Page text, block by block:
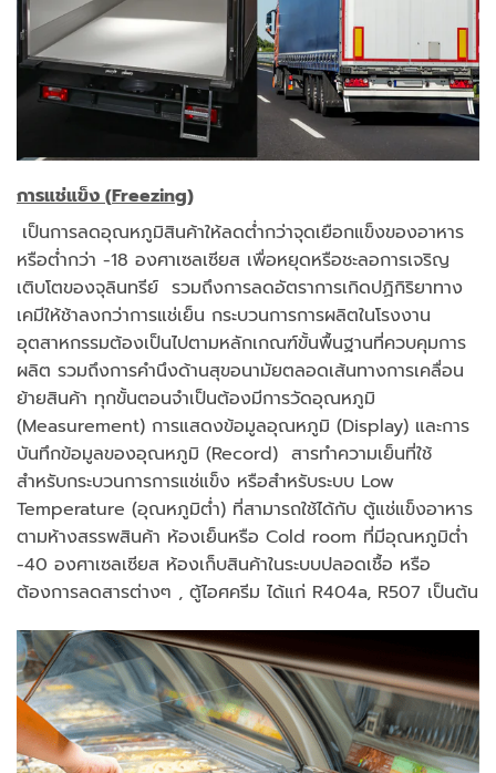
การแช่แข็ง (Freezing)
เป็นการลดอุณหภูมิสินค้าให้ลดต่ำกว่าจุดเยือกแข็งของอาหาร
หรือต่ำกว่า -18 องศาเซลเซียส เพื่อหยุดหรือชะลอการเจริญ
เติบโตของจุลินทรีย์ รวมถึงการลดอัตราการเกิดปฏิกิริยาทาง
เคมีให้ช้าลงกว่าการแช่เย็น กระบวนการการผลิตในโรงงาน
อุตสาหกรรมต้องเป็นไปตามหลักเกณฑ์ขั้นพื้นฐานที่ควบคุมการ
ผลิต รวมถึงการคำนึงด้านสุขอนามัยตลอดเส้นทางการเคลื่อน
ย้ายสินค้า ทุกขั้นตอนจำเป็นต้องมีการวัดอุณหภูมิ
(Measurement) การแสดงข้อมูลอุณหภูมิ (Display) และการ
บันทึกข้อมูลของอุณหภูมิ (Record) สารทำความเย็นที่ใช้
สำหรับกระบวนการการแช่แข็ง หรือสำหรับระบบ Low
Temperature (อุณหภูมิต่ำ) ที่สามารถใช้ได้กับ ตู้แช่แข็งอาหาร
ตามห้างสรรพสินค้า ห้องเย็นหรือ Cold room ที่มีอุณหภูมิต่ำ
-40 องศาเซลเซียส ห้องเก็บสินค้าในระบบปลอดเชื้อ หรือ
ต้องการลดสารต่างๆ , ตู้ไอศครีม ได้แก่ R404a, R507 เป็นต้น